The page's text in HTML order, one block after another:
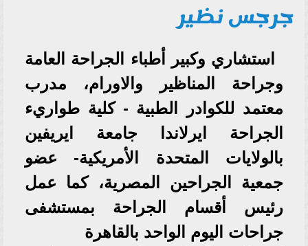
جرجس نظير
استشاري وكبير أطباء الجراحة العامة
وجراحة المناظير والاورام، مدرب
معتمد للكوادر الطبية - كلية طواريء
الجراحة ايرلاندا جامعة ايريفين
بالولايات المتحدة الأمريكية- عضو
جمعية الجراحين المصرية، كما عمل
رئيس أقسام الجراحة بمستشفى
جراحات اليوم الواحد بالقاهرة